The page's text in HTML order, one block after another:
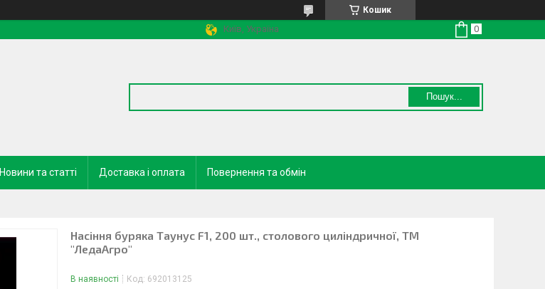
Кошик
Київ, Україна
Пошук...
Новини та статті Доставка і оплата Повернення та обмін
Насіння буряка Таунус F1, 200 шт., столового циліндричної, ТМ
"ЛедаАгро"
В наявності Код: 692013125